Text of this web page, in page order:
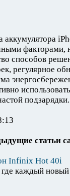
аккумулятора
факторами,
способов
регулярное
подзарядки.
статьи
Infinix Hot 40i
каждый новый